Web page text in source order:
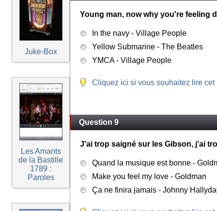
Juke-Box
Les Amants
de la Bastille
1789 :
Paroles
Young man, now why you're feeling
In the navy - Village People
Yellow Submarine - The Beatles
YMCA - Village People
Cliquez ici si vous souhaitez lire cet
Question 9
J'ai trop saigné sur les Gibson, j'ai
Quand la musique est bonne -
Make you feel my love - Goldman
Ça ne finira jamais - Johnny